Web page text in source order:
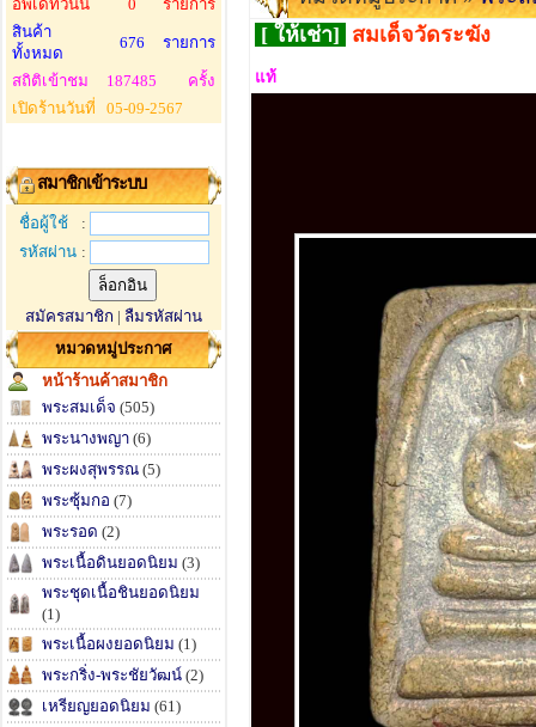
อัพเดทวันนี้ 0
รายการ
สินค้า
ทั้งหมด
676 รายการ
สถิติเข้าชม 187485
ครั้ง
เปิดร้านวันที่
05-09-2567
สมาชิกเข้าระบบ
ชื่อผู้ใช้
:
รหัสผ่าน :
สมัครสมาชิก | ลืมรหัสผ่าน
หมวดหมู่ประกาศ
หน้าร้านค้าสมาชิก
พระสมเด็จ (505)
พระนางพญา (6)
พระผงสุพรรณ (5)
พระซุ้มกอ (7)
พระรอด (2)
พระเนื้อดินยอดนิยม (3)
พระชุดเนื้อชินยอดนิยม
(1)
พระเนื้อผงยอดนิยม (1)
พระกริ่ง-พระชัยวัฒน์ (2)
เหรียญยอดนิยม (61)
[ ให้เช่า] สมเด็จวัดระฆัง
แท้